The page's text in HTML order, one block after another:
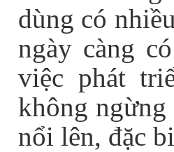
dùng có
ngày càng
việc phát
không ngừng
nổi lên, đặc